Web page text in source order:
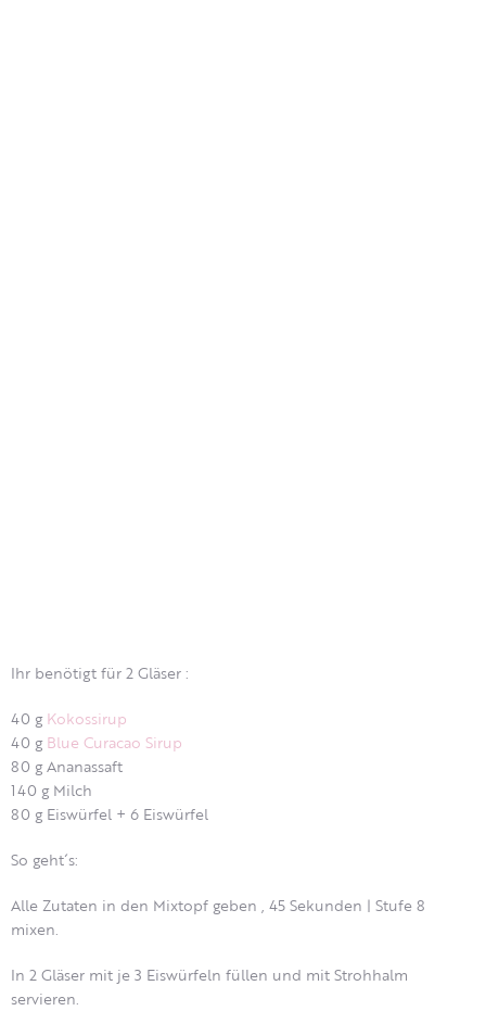
Ihr benötigt für 2 Gläser :
40 gKokossirup
40 gBlue Curacao Sirup
80 g Ananassaft
140 g Milch
80 g Eiswürfel + 6 Eiswürfel
So geht´s:
Alle Zutaten in den Mixtopf geben , 45 Sekunden | Stufe 8
mixen.
In 2 Gläser mit je 3 Eiswürfeln füllen und mit Strohhalm
servieren.